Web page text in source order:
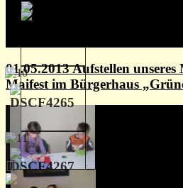
01.05.2013 Aufstellen
Maifest im Bürgerhaus